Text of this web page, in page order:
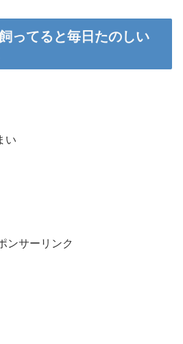
ってると毎日たのしい
い
ンサーリンク